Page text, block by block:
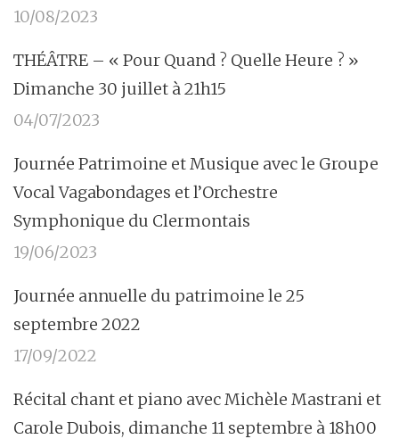
10/08/2023
THÉÂTRE – « Pour Quand ? Quelle Heure ? »
Dimanche 30 juillet à 21h15
04/07/2023
Journée Patrimoine et Musique avec le Groupe
Vocal Vagabondages et l’Orchestre
Symphonique du Clermontais
19/06/2023
Journée annuelle du patrimoine le 25
septembre 2022
17/09/2022
Récital chant et piano avec Michèle Mastrani et
Carole Dubois, dimanche 11 septembre à 18h00